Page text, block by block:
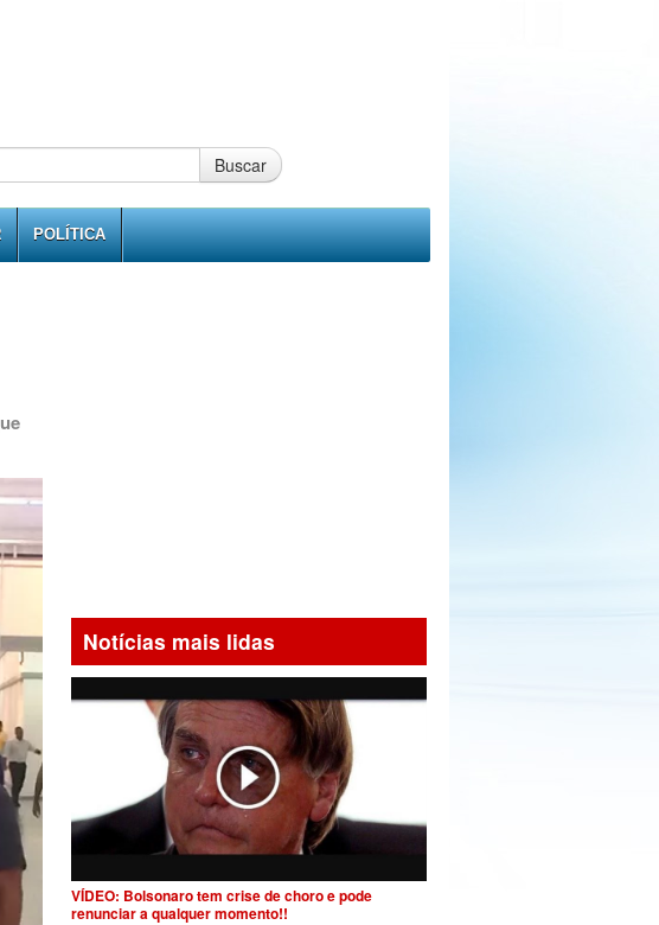
Buscar
POLÍTICA
Notícias mais lidas
VÍDEO: Bolsonaro tem crise de choro e pode
renunciar a qualquer momento!!